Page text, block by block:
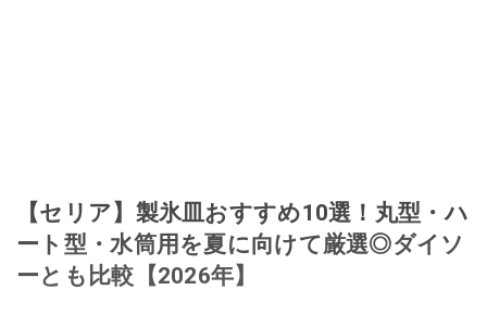
【セリア】製氷皿おすすめ10選！丸型・ハ
ート型・水筒用を夏に向けて厳選◎ダイソ
ーとも比較【2026年】